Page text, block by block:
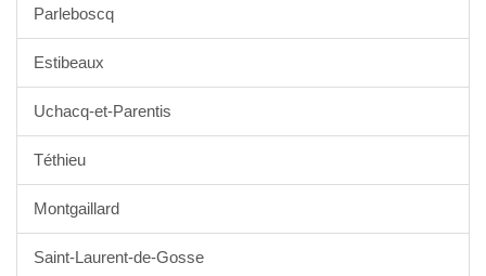
Parleboscq
Estibeaux
Uchacq-et-Parentis
Téthieu
Montgaillard
Saint-Laurent-de-Gosse